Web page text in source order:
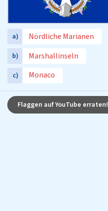
a) Nördliche Marianen
b) Marshallinseln
c) Monaco
Flaggen auf YouTube erraten!